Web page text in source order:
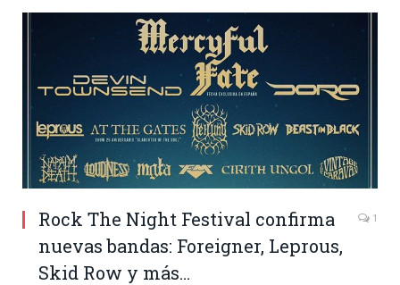
Rock The Night Festival confirma
nuevas bandas: Foreigner, Leprous,
Skid Row y más…
1